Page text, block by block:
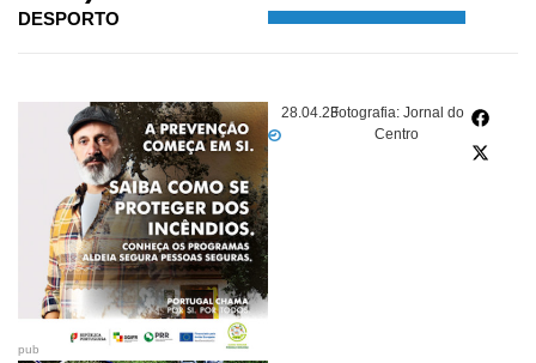
DESPORTO
28.04.23Fotografia: Jornal do
Centro
pub